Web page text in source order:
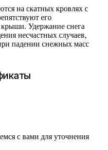
на скатных кровлях с
его
Удержание снега
несчастных случаев,
падении снежных масс
с вами для уточнения